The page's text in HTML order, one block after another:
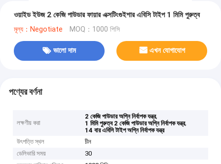
ওয়াইড ইউজ 2 কেজি পাউডার ফায়ার এক্সটিংগুইশার এবিসি টাইপ 1 মিমি পুরুত্ব
মূল্য：Negotiate MOQ：1000 পিসি
ভালো দাম এখন যোগাযোগ
পণ্যের বর্ণনা
লক্ষণীয় করা
2 কেজি পাউডার অগ্নি নির্বাপক যন্ত্র,
1 মিমি পুরুত্ব 2 কেজি পাউডার অগ্নি নির্বাপক যন্ত্র,
14 বার এবিসি টাইপ অগ্নি নির্বাপক যন্ত্র
উৎপত্তি স্থল
চীন
ডেলিভারি সময়
30